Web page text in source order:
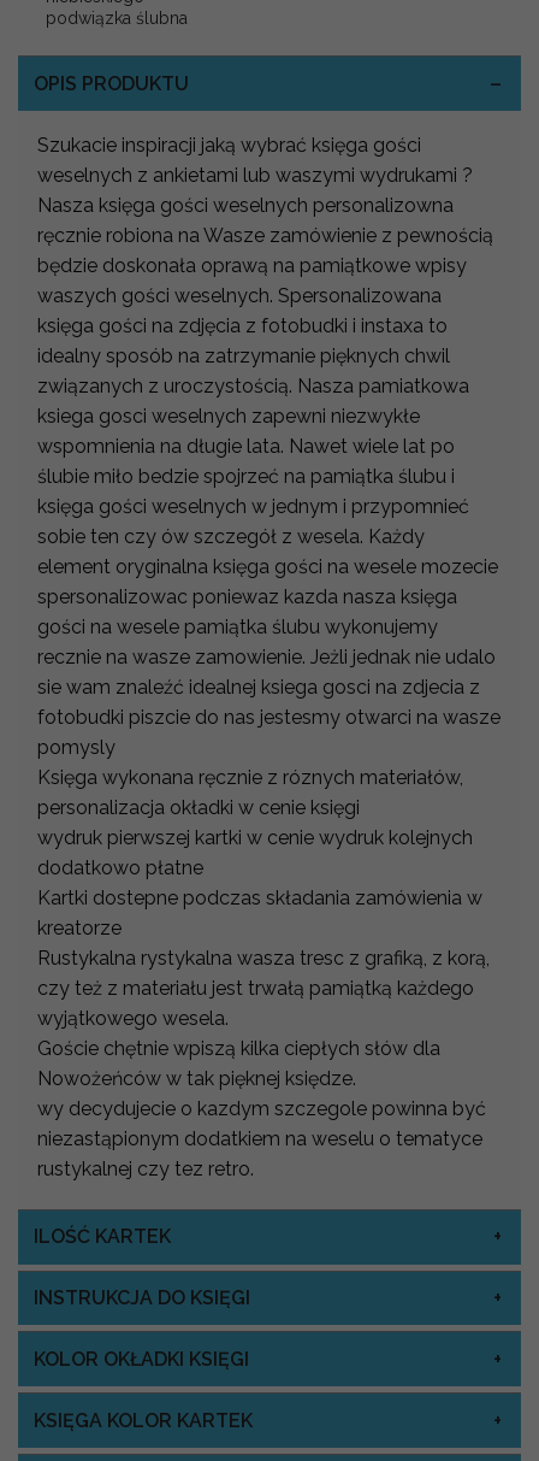
podwiązka ślubna
OPIS PRODUKTU
Szukacie inspiracji jaką wybrać księga gości
weselnych z ankietami lub waszymi wydrukami ?
Nasza księga gości weselnych personalizowna
ręcznie robiona na Wasze zamówienie z pewnością
będzie doskonała oprawą na pamiątkowe wpisy
waszych gości weselnych. Spersonalizowana
księga gości na zdjęcia z fotobudki i instaxa to
idealny sposób na zatrzymanie pięknych chwil
związanych z uroczystością. Nasza pamiatkowa
ksiega gosci weselnych zapewni niezwykłe
wspomnienia na długie lata. Nawet wiele lat po
ślubie miło bedzie spojrzeć na pamiątka ślubu i
księga gości weselnych w jednym i przypomnieć
sobie ten czy ów szczegół z wesela. Każdy
element oryginalna księga gości na wesele mozecie
spersonalizowac poniewaz kazda nasza księga
gości na wesele pamiątka ślubu wykonujemy
recznie na wasze zamowienie. Jeżli jednak nie udalo
sie wam znaleźć idealnej ksiega gosci na zdjecia z
fotobudki piszcie do nas jestesmy otwarci na wasze
pomysly
Księga wykonana ręcznie z róznych materiałów,
personalizacja okładki w cenie księgi
wydruk pierwszej kartki w cenie wydruk kolejnych
dodatkowo płatne
Kartki dostepne podczas składania zamówienia w
kreatorze
Rustykalna rystykalna wasza tresc z grafiką, z korą,
czy też z materiału jest trwałą pamiątką każdego
wyjątkowego wesela.
Goście chętnie wpiszą kilka ciepłych słów dla
Nowożeńców w tak pięknej księdze.
wy decydujecie o kazdym szczegole powinna być
niezastąpionym dodatkiem na weselu o tematyce
rustykalnej czy tez retro.
ILOŚĆ KARTEK
INSTRUKCJA DO KSIĘGI
KOLOR OKŁADKI KSIĘGI
KSIĘGA KOLOR KARTEK